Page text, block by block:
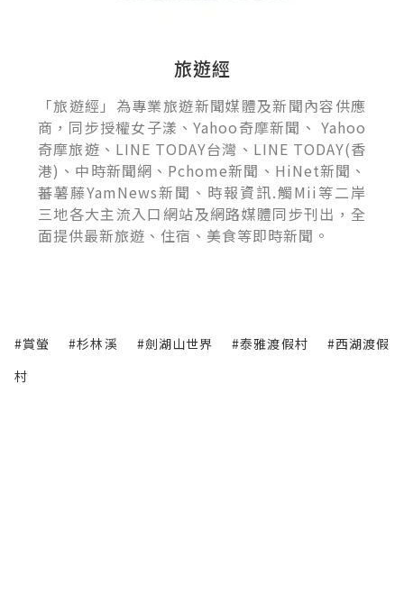
旅遊經
「旅遊經」為專業旅遊新聞媒體及新聞內容供應
商，同步授權女子漾、Yahoo奇摩新聞、 Yahoo
奇摩旅遊、LINE TODAY台灣、LINE TODAY(香
港)、中時新聞網、Pchome新聞、HiNet新聞、
蕃薯藤YamNews新聞、時報資訊.觸Mii等二岸
三地各大主流入口網站及網路媒體同步刊出，全
面提供最新旅遊、住宿、美食等即時新聞。
#賞螢 #杉林溪 #劍湖山世界 #泰雅渡假村
#西湖渡假
村